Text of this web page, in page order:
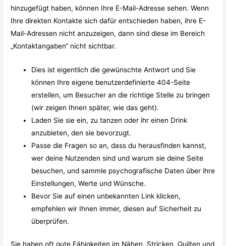
hinzugefügt haben, können Ihre E-Mail-Adresse sehen.Wenn
Ihre direkten Kontakte sich dafür entschieden haben, ihre E-
Mail-Adressen nicht anzuzeigen, dann sind diese im Bereich
„Kontaktangaben“ nicht sichtbar.
Dies ist eigentlich die gewünschte Antwort und Sie
können Ihre eigene benutzerdefinierte 404-Seite
erstellen, um Besucher an die richtige Stelle zu bringen
(wir zeigen Ihnen später, wie das geht).
Laden Sie sie ein, zu tanzen oder ihr einen Drink
anzubieten, den sie bevorzugt.
Passe die Fragen so an, dass du herausfinden kannst,
wer deine Nutzenden sind und warum sie deine Seite
besuchen, und sammle psychografische Daten über ihre
Einstellungen, Werte und Wünsche.
Bevor Sie auf einen unbekannten Link klicken,
empfehlen wir Ihnen immer, diesen auf Sicherheit zu
überprüfen.
Sie haben oft gute Fähigkeiten im Nähen, Stricken, Quilten und